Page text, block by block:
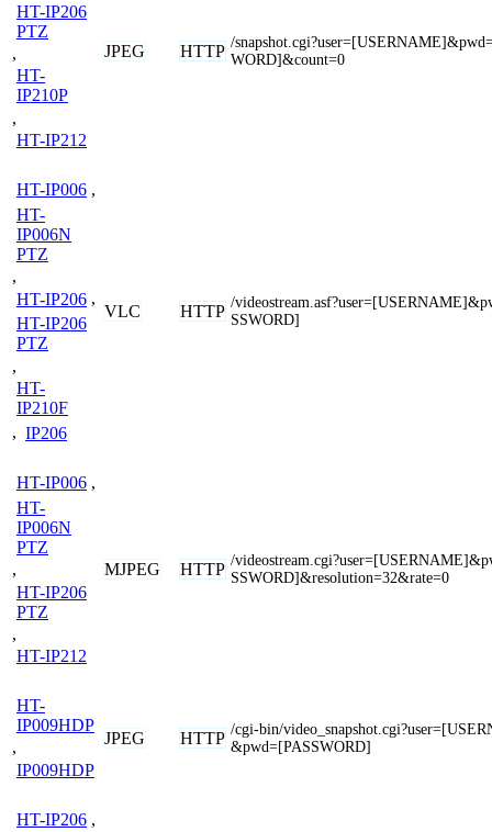
HT-IP206
PTZ
,
HT-
IP210P
,
HT-IP212
JPEG HTTP /
WORD]&count=0
HT-IP006 ,
HT-
IP006N
PTZ
,
HT-IP206 ,
HT-IP206
PTZ
,
HT-
IP210F
, IP206
VLC HTTP /
SSWORD]
HT-IP006 ,
HT-
IP006N
PTZ
,
HT-IP206
PTZ
,
HT-IP212
MJPEG HTTP /
SSWORD]&resolution=32&rate=0
HT-
IP009HDP
,
IP009HDP
JPEG HTTP /cgi-bin/
&pwd=[PASSWORD]
HT-IP206 ,